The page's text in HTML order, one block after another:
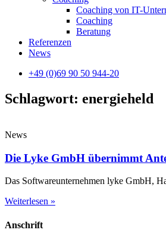
Coaching von IT-
Coaching
Beratung
Referenzen
News
+49 (0)69 90 50 944-20
Schlagwort: energieheld
News
Die Lyke GmbH übernimmt
Das Softwareunternehmen lyke GmbH,
Weiterlesen »
Anschrift